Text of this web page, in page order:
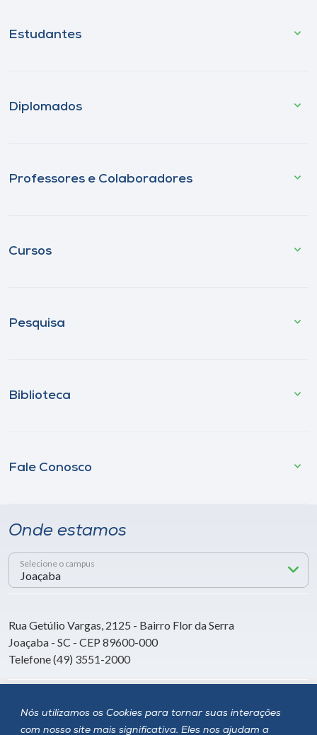
Nós utilizamos os Cookies para tornar suas interações
com nosso site mais significativa. Eles nos ajudam a
Estudantes
Diplomados
Professores e Colaboradores
Cursos
Pesquisa
Biblioteca
Fale Conosco
Onde estamos
Selecione o campus
Rua Getúlio Vargas, 2125 - Bairro Flor da Serra
Joaçaba - SC - CEP 89600-000
Telefone (49) 3551-2000
Siga a Unoesc